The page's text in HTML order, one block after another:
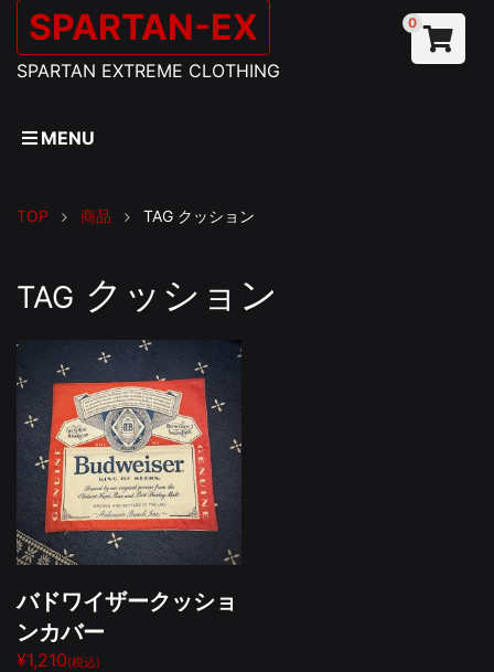
SPARTAN-EX
SPARTAN EXTREME CLOTHING
0
MENU
TOP 商品 TAG クッション
TAG クッション
バドワイザークッショ
ンカバー
¥1,210(税込)